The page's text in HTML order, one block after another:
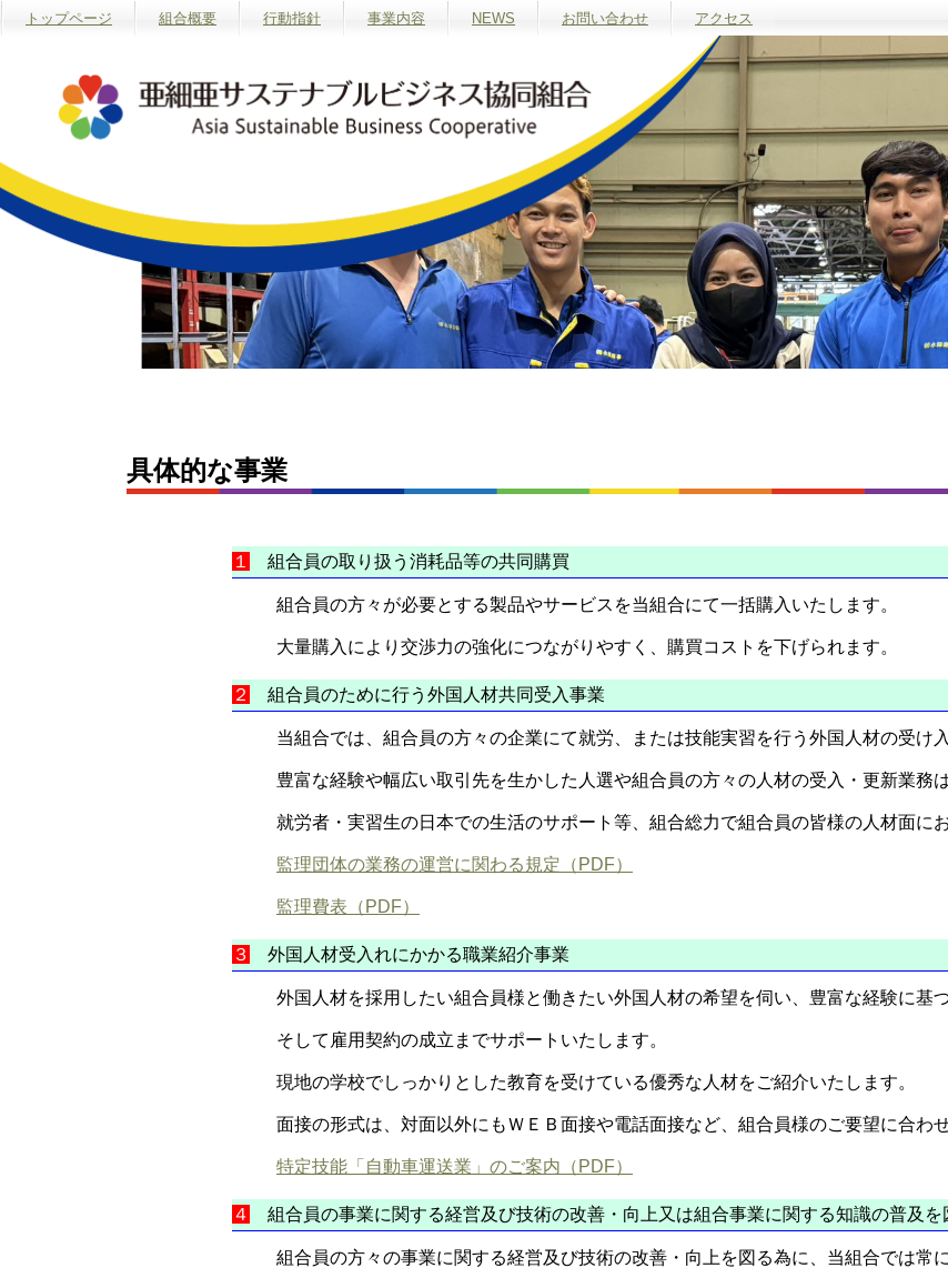
トップページ 組合概要 行動指針 事業内容 NEWS お問い合わせ アクセス
具体的な事業
１ 組合員の取り扱う消耗品等の共同購買
組合員の方々が必要とする製品やサービスを当組合にて一括購入いたします。
大量購入により交渉力の強化につながりやすく、購買コストを下げられます。
２ 組合員のために行う外国人材共同受入事業
当組合では、組合員の方々の企業にて就労、または技能実習を行う外国人材の受け
豊富な経験や幅広い取引先を生かした人選や組合員の方々の人材の受入・更新業務
就労者・実習生の日本での生活のサポート等、組合総力で組合員の皆様の人材面に
監理団体の業務の運営に関わる規定（PDF）
監理費表（PDF）
３ 外国人材受入れにかかる職業紹介事業
外国人材を採用したい組合員様と働きたい外国人材の希望を伺い、豊富な経験に基
そして雇用契約の成立までサポートいたします。
現地の学校でしっかりとした教育を受けている優秀な人材をご紹介いたします。
面接の形式は、対面以外にもＷＥＢ面接や電話面接など、組合員様のご要望に合わ
特定技能「自動車運送業」のご案内（PDF）
４ 組合員の事業に関する経営及び技術の改善・向上又は組合事業に関する知識の普及
組合員の方々の事業に関する経営及び技術の改善・向上を図る為に、当組合では常